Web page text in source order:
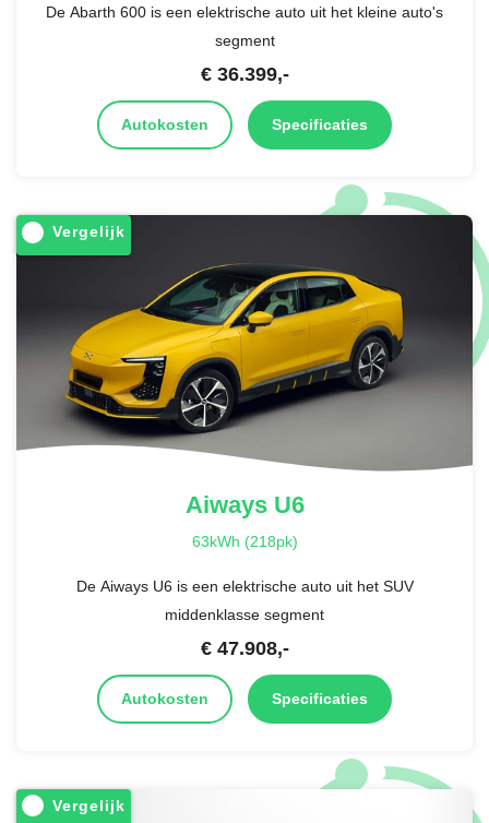
De Abarth 600 is een elektrische auto uit het kleine auto's
segment
€ 36.399,-
Autokosten Specificaties
Vergelijk
AiwaysU6
63kWh (218pk)
De Aiways U6 is een elektrische auto uit het SUV
middenklasse segment
€ 47.908,-
Autokosten Specificaties
Vergelijk